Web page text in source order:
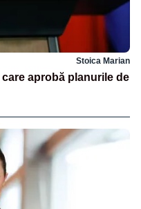
Stoica Marian
aprobă planurile de